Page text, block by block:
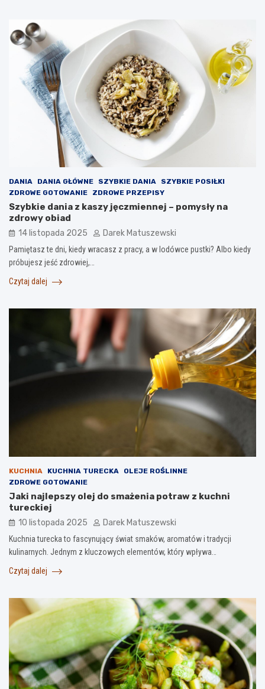
DANIA DANIA GŁÓWNE SZYBKIE DANIA
SZYBKIE POSIŁKI
ZDROWE GOTOWANIE
ZDROWE PRZEPISY
Szybkie dania z kaszy jęczmiennej – pomysły na
zdrowy obiad
14 listopada 2025 Darek Matuszewski
Pamiętasz te dni, kiedy wracasz z pracy, a w lodówce pustki? Albo kiedy
próbujesz jeść zdrowiej,…
Czytaj dalej
KUCHNIA KUCHNIA TURECKA
OLEJE ROŚLINNE
ZDROWE GOTOWANIE
Jaki najlepszy olej do smażenia potraw z kuchni
tureckiej
10 listopada 2025 Darek Matuszewski
Kuchnia turecka to fascynujący świat smaków, aromatów i tradycji
kulinarnych. Jednym z kluczowych elementów, który wpływa…
Czytaj dalej